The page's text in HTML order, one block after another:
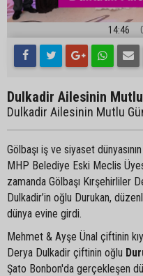
14:46
Dulkadir Ailesinin
Dulkadir Ailesinin Mutlu
Gölbaşı iş ve siyaset
MHP Belediye Eski Meclis
zamanda Gölbaşı Kırşehirliler
Dulkadir’in oğlu Durukan,
dünya evine girdi.
Mehmet & Ayşe Ünal çiftinin
Derya Dulkadir çiftinin oğlu
Şato Bonbon'da gerçekleşen